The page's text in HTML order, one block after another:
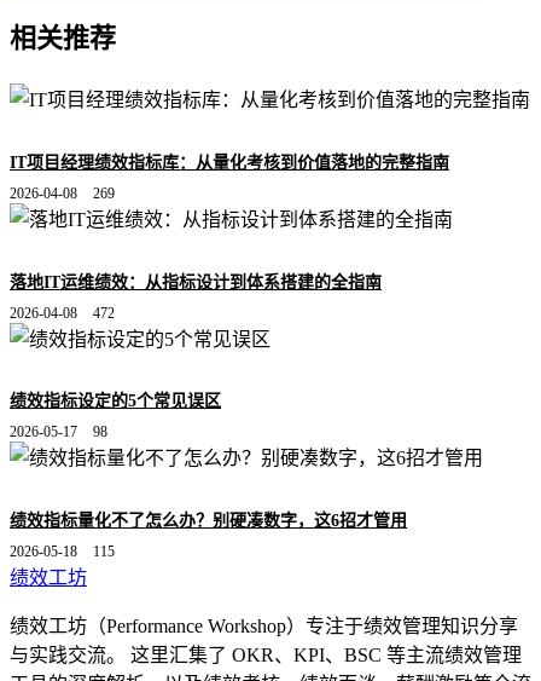
相关推荐
IT项目经理绩效指标库：从量化考核到价值落地的完整指南
2026-04-08 269
落地IT运维绩效：从指标设计到体系搭建的全指南
2026-04-08 472
绩效指标设定的5个常见误区
2026-05-17 98
绩效指标量化不了怎么办？别硬凑数字，这6招才管用
2026-05-18 115
绩效工坊
绩效工坊（Performance Workshop）专注于绩效管理知识分享
与实践交流。 这里汇集了 OKR、KPI、BSC 等主流绩效管理